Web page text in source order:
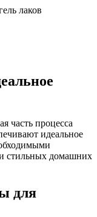
лаков
часть процесса
идеальное
стильных домашних
для